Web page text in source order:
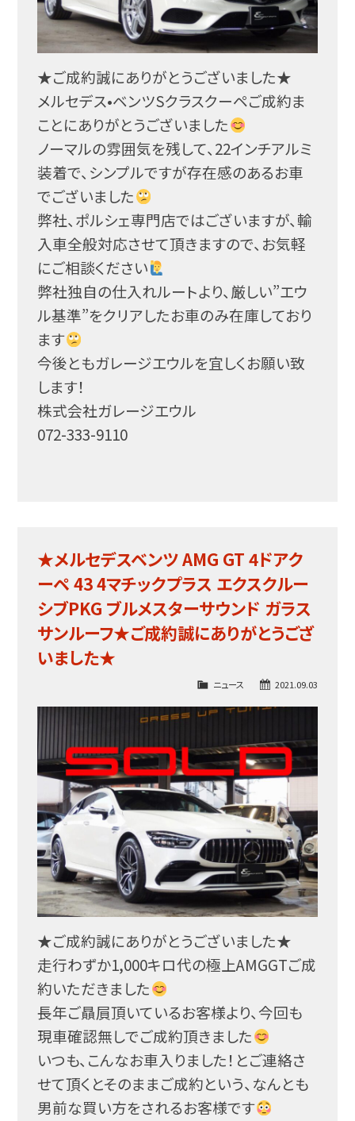
★ご成約誠にありがとうございました★
メルセデス•ベンツSクラスクーペご成約ま
ことにありがとうございました
ノーマルの雰囲気を残して、22インチアルミ
装着で、シンプルですが存在感のあるお車
でございました
弊社、ポルシェ専門店ではございますが、輸
入車全般対応させて頂きますので、お気軽
にご相談ください
弊社独自の仕入れルートより、厳しい”エウ
ル基準”をクリアしたお車のみ在庫しており
ます
今後ともガレージエウルを宜しくお願い致
します！
株式会社ガレージエウル
072-333-9110
★メルセデスベンツ AMG GT 4ドアク
ーペ 43 4マチックプラス エクスクルー
シブPKG ブルメスターサウンド ガラス
サンルーフ★ご成約誠にありがとうござ
いました★
2021.09.03
ニュース
★ご成約誠にありがとうございました★
走行わずか1,000キロ代の極上AMGGTご成
約いただきました
長年ご贔屓頂いているお客様より、今回も
現車確認無しでご成約頂きました
いつも、こんなお車入りました！とご連絡さ
せて頂くとそのままご成約という、なんとも
男前な買い方をされるお客様です